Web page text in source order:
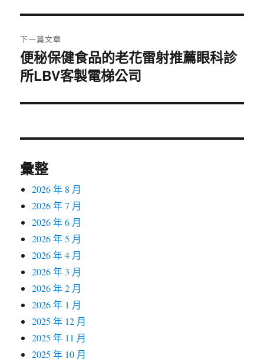
覽
文
章:
下一篇文章
下
一
文
便秘保健食品的老花雷射推薦眼科診
所LBV客製電梯公司
彙整
2026 年 8 月
2026 年 7 月
2026 年 6 月
2026 年 5 月
2026 年 4 月
2026 年 3 月
2026 年 2 月
2026 年 1 月
2025 年 12 月
2025 年 11 月
2025 年 10 月